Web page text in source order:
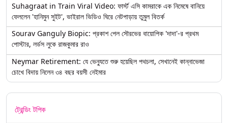
Suhagraat in Train Viral Video: ফার্স্ট এসি কামরাকে এক নিমেষে বানিয়ে
ফেললেন 'হানিমুন সুইট', ভাইরাল ভিডিও ঘিরে নেটপাড়ায় তুমুল বিতর্ক
Sourav Ganguly Biopic: প্রকাশ পেল সৌরভের বায়োপিক 'দাদা'-র প্রথম
পোস্টার, লর্ডস লুকে রাজকুমার রাও
Neymar Retirement: যে ভেন্যুতে শুরু হয়েছিল পথচলা, সেখানেই কান্নাভেজা
চোখে বিদায় নিলেন ৩৪ বছর বয়সী নেইমার
ট্রেন্ডিং টপিক